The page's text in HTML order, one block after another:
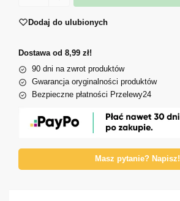
Dodaj do ulubionych
Dostawa od 8,99 zł!
90 dni na zwrot produktów
Gwarancja oryginalności produktów
Bezpieczne płatności Przelewy24
Masz pytanie? Napisz!